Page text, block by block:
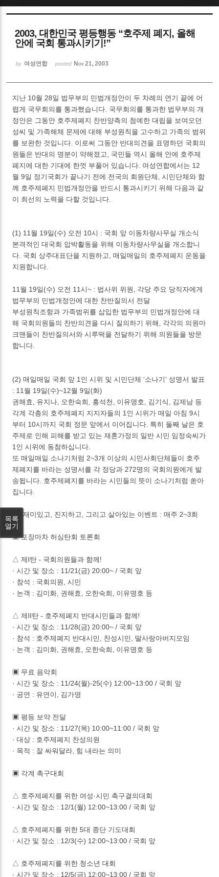
2003, 대한민국 평등행동 “호주제 폐지, 올해
안에 국회 통과시키기!”
by 여성연합 posted Nov 21, 2003
지난 10월 28일 법무부의 민법개정안이 두 차례의 연기 끝에 어
렵게 국무회의를 통과했습니다. 국무회의를 통과한 법무부의 개
정안은 그동안 호주제폐지 찬반양측의 첨예한 대립을 보여오던
성씨 및 가족해체 문제에 대해 부성원칙을 고수하고 가족의 범위
를 보완한 것입니다. 이로써 그동안 반대의견을 표명하던 국회의
원들은 반대의 명분이 약해졌고, 국민들 역시 올해 안에 호주제
폐지에 대한 기대에 한껏 부풀어 있습니다. 여성연합에서는 12
월 9일 정기국회가 끝나기 전에 전국의 회원단체, 시민단체와 함
께 호주제폐지 민법개정안을 반드시 통과시키기 위해 다음과 같
이 최선의 노력을 다할 것입니다.
(1) 11월 19일(수) 오전 10시 : 국회 앞 이동차량사무실 개소식
본격적인 대국회 압박활동을 위해 이동차량사무실을 개소합니
다. 국회 상주대표단을 지원하고, 매일매일의 호주제폐지 운동을
지원합니다.
11월 19일(수) 오전 11시~ : 법사위 위원, 각당 주요 당직자에게
법무부의 민법개정안에 대한 찬반질의서 전달
부성원칙조항과 가족범위를 삽입한 법무부의 민법개정안에 대
해 국회의원들의 찬반의견을 다시 질의하기 위해, 각각의 의원마
크맨들이 찬반질의서와 시루떡을 전달하기 위해 의원들을 방문
합니다.
(2) 매일매일 국회 앞 1인 시위 및 시민단체 ‘소나기’ 성명서 발표
: 11월 19일(수)~12월 9일(화)
권해효, 유지나, 오한숙희, 홍석천, 이유명호, 김기식, 김제남 등
각계 각층의 호주제폐지 지지자들의 1인 시위가 매일 아침 9시
부터 10시까지 국회 정문 앞에서 이어집니다. 특히 둘째 날은 호
주제로 인해 피해를 받고 있는 재혼가정의 일반 시민 임정숙씨가
1인 시위에 동참하십니다.
또 매일매일 소나기처럼 2~3개 이상의 시민사회단체들이 호주
제폐지를 바라는 성명서를 각 정당과 272명의 국회의원에게 발
송됩니다. 호주제폐지를 바라는 시민들의 뜻이 소나기처럼 쏟아
집니다.
(3) 재미있고, 진지하고, 그리고 살아있는 이벤트 : 매주 2~3회
▣ 포장마차 허심탄회 토론회
△ 제I탄 - 국회의원들과 함께!
· 시간 및 장소 : 11/21(금) 20:00~ / 국회 앞
· 참석 : 국회의원, 시민
· 논객 : 김미화, 권해효, 오한숙희, 이유명호 등
△ 제II탄 - 호주제폐지 반대시민들과 함께!
· 시간 및 장소 : 11/28(금) 20:00~ / 국회 앞
· 참석 : 호주제폐지 반대시민, 찬성시민, 딸사랑아버지모임
· 논객 : 김미화, 권해효, 오한숙희, 이유명호 등
▣ 무료 음악회
· 시간 및 장소 : 11/24(월)-25(수) 12:00~13:00 / 국회 앞
· 공연 : 유연이, 김가영
▣ 평등 보약 전달
· 시간 및 장소 : 11/27(목) 10:00~11:00 / 국회 앞
· 대상 : 호주제폐지 찬성의원
· 목적 : 잘 싸워달라, 힘 내라는 의미
▣ 각계 촉구대회
△ 호주제폐지를 위한 여성·시민 촉구결의대회
· 시간 및 장소 : 12/1(월) 12:00~13:00 / 국회 앞
△ 호주제폐지를 위한 5대 종단 기도대회
· 시간 및 장소 : 12/3(수) 12:00~13:00 / 국회 앞
△ 호주제폐지를 위한 청소년 대회
· 시간 및 장소 : 12/5(금) 12:00~13:00 / 국회 앞
목록
열기
Sketchbook5, 스케치북5
Sketchbook5, 스케치북5